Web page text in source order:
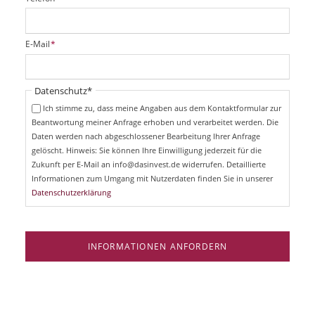
f
i
c
t
f
P
f
i
E-Mail*
Pflichtfeld
Datenschutz*
Ich stimme zu, dass meine Angaben aus dem Kontaktformular zur
Beantwortung meiner Anfrage erhoben und verarbeitet werden. Die
Daten werden nach abgeschlossener Bearbeitung Ihrer Anfrage
gelöscht. Hinweis: Sie können Ihre Einwilligung jederzeit für die
Zukunft per E-Mail an info@dasinvest.de widerrufen. Detaillierte
Informationen zum Umgang mit Nutzerdaten finden Sie in unserer
Datenschutzerklärung
INFORMATIONEN ANFORDERN